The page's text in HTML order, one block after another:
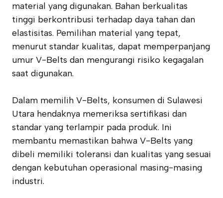
material yang digunakan. Bahan berkualitas
tinggi berkontribusi terhadap daya tahan dan
elastisitas. Pemilihan material yang tepat,
menurut standar kualitas, dapat memperpanjang
umur V-Belts dan mengurangi risiko kegagalan
saat digunakan.
Dalam memilih V-Belts, konsumen di Sulawesi
Utara hendaknya memeriksa sertifikasi dan
standar yang terlampir pada produk. Ini
membantu memastikan bahwa V-Belts yang
dibeli memiliki toleransi dan kualitas yang sesuai
dengan kebutuhan operasional masing-masing
industri.